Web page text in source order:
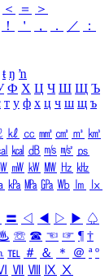
＜ ＝
＞
！ ＇ ， ． ／
：
ŧ ŋ ŉ
Ф Х Ц Ч Ш Щ Ъ
т у ф х ц ч ш щ ъ
㎘ ㏄ ㎣ ㎤ ㎥ ㎦
㎉ ㏈ ㎧ ㎨ ㎰
㎽ ㎾ ㎿ ㎐ ㎑
㎪ ㎫ ㎬ ㏝ ㏐
㏓
〓 ◁ ◀ ▷ ▶ ♤
☏ ☎ ☜ ☞ ¶ †
℡ ＃ ＆ ＊ ＠ ª º
Ⅶ Ⅷ Ⅸ Ⅹ